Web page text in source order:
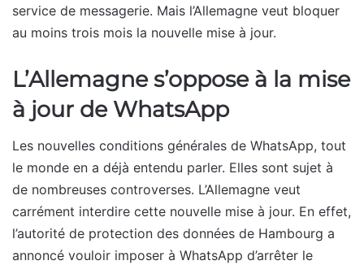
service de messagerie. Mais l’Allemagne veut bloquer
au moins trois mois la nouvelle mise à jour.
L’Allemagne s’oppose à la mise
à jour de WhatsApp
Les nouvelles conditions générales de WhatsApp, tout
le monde en a déjà entendu parler. Elles sont sujet à
de nombreuses controverses. L’Allemagne veut
carrément interdire cette nouvelle mise à jour. En effet,
l’autorité de protection des données de Hambourg a
annoncé vouloir imposer à WhatsApp d’arrêter le